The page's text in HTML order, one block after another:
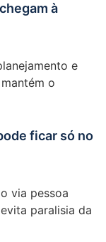
à
e
o
ficar só no
via pessoa
paralisia da